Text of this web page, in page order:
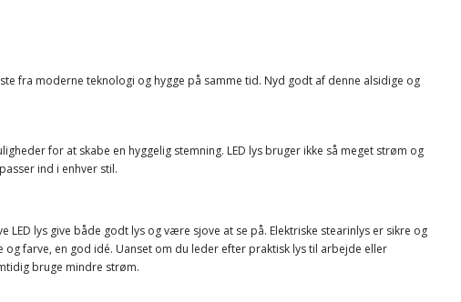
fra moderne teknologi og hygge på samme tid. Nyd godt af denne alsidige og
for at skabe en hyggelig stemning. LED lys bruger ikke så meget strøm og
ind i enhver stil.
LED lys give både godt lys og være sjove at se på. Elektriske stearinlys er sikre og
farve, en god idé. Uanset om du leder efter praktisk lys til arbejde eller
bruge mindre strøm.